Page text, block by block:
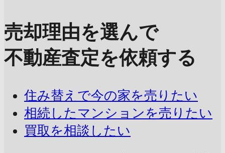
売却理由を選んで
不動産査定を依頼する
住み替えで今の家を売りたい
相続したマンションを売りたい
買取を相談したい